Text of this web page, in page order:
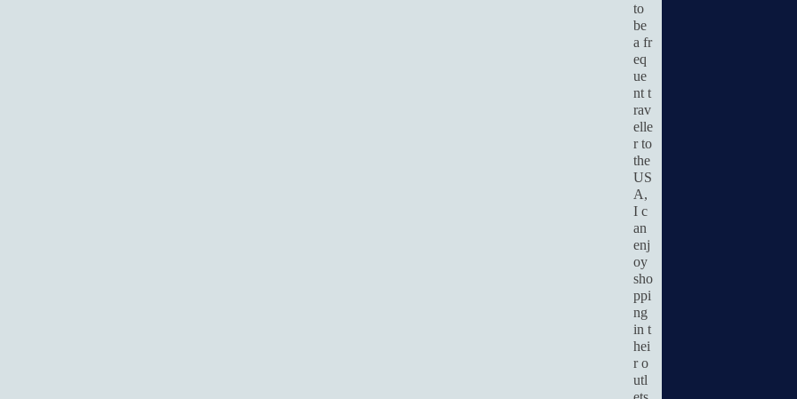
to
be
a fr
eq
ue
nt t
rav
elle
r to
the
US
A,
I c
an
enj
oy
sho
ppi
ng
in t
hei
r o
utl